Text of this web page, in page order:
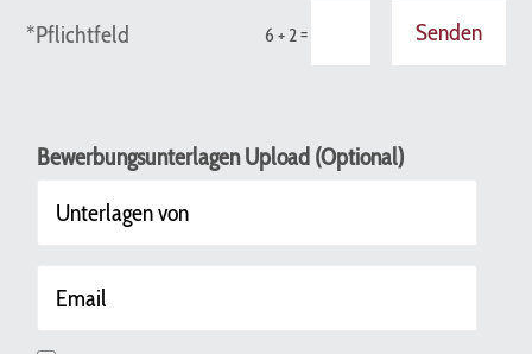
6 + 2= Senden
*Pflichtfeld
Bewerbungsunterlagen Upload (Optional)